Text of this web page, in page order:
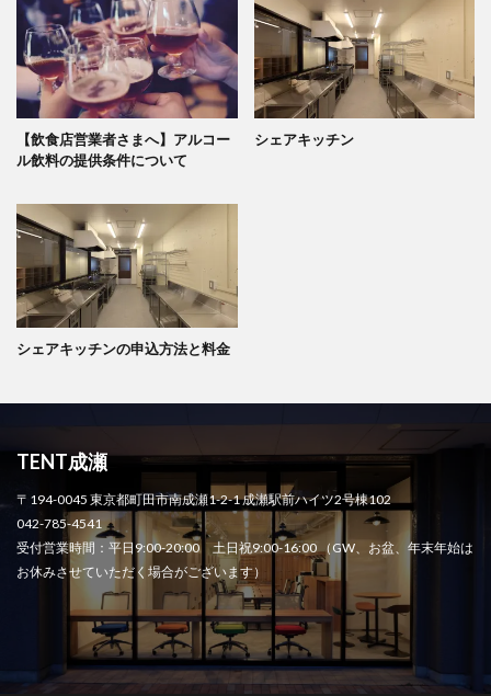
【飲食店営業者さまへ】アルコー
ル飲料の提供条件について
シェアキッチン
シェアキッチンの申込方法と料金
TENT成瀬
〒194-0045 東京都町田市南成瀬1-2-1 成瀬駅前ハイツ2号棟102
042-785-4541
受付営業時間：平日9:00-20:00 土日祝9:00-16:00 （GW、お盆、年末年始は
お休みさせていただく場合がございます）